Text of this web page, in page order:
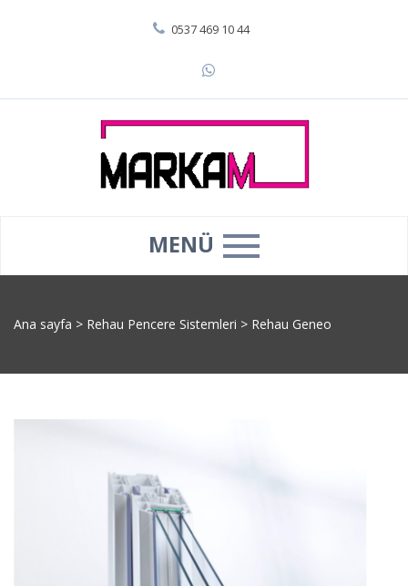
0537 469 10 44
MENÜ
Ana sayfa > Rehau Pencere Sistemleri > Rehau Geneo